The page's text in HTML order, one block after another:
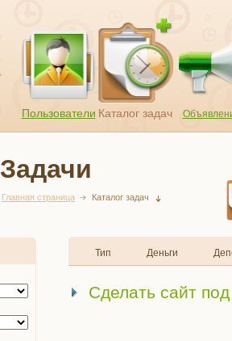
Пользователи Каталог задач
Задачи
Главная страница Каталог задач
Тип Деньги
Сделать сайт